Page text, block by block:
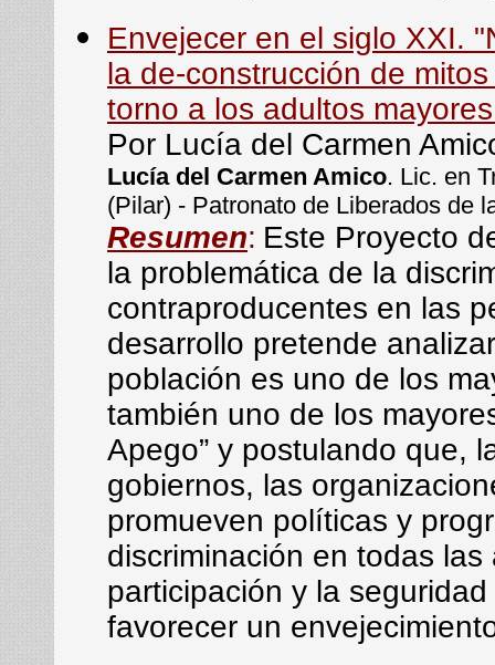
Envejecer en el siglo XXI.
la de-construcción de
torno a los adultos
Por Lucía del Carmen
Lucía del Carmen Amico. Lic. en
(Pilar) - Patronato de Liberados de
Resumen: Este Proyecto
la problemática de la
contraproducentes en las
desarrollo pretende
población es uno de los
también uno de los
Apego” y postulando que,
gobiernos, las
promueven políticas y
discriminación en todas
participación y la
favorecer un